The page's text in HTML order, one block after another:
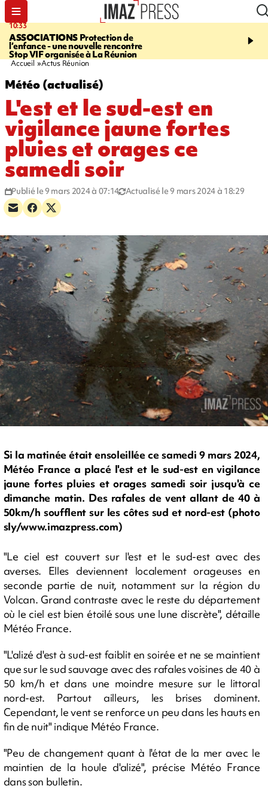
10:33
ASSOCIATIONSProtection de
l’enfance - une nouvelle rencontre
Stop VIF organisée à La Réunion
15:03
Vaste feu
l'ouest du pays, 20.000
Accueil Actus Réunion
Météo (actualisé)
L'est et le sud-est en
vigilance jaune fortes
pluies et orages ce
samedi soir
Publié le 9 mars 2024 à 07:14 Actualisé le 9 mars 2024 à 18:29
Si la matinée était ensoleillée ce samedi 9 mars 2024,
Météo France a placé l'est et le sud-est en vigilance
jaune fortes pluies et orages samedi soir jusqu'à ce
dimanche matin. Des rafales de vent allant de 40 à
50km/h soufflent sur les côtes sud et nord-est (photo
sly/www.imazpress.com)
"Le ciel est couvert sur l'est et le sud-est avec des
averses. Elles deviennent localement orageuses en
seconde partie de nuit, notamment sur la région du
Volcan. Grand contraste avec le reste du département
où le ciel est bien étoilé sous une lune discrète", détaille
Météo France.
"L'alizé d'est à sud-est faiblit en soirée et ne se maintient
que sur le sud sauvage avec des rafales voisines de 40 à
50 km/h et dans une moindre mesure sur le littoral
nord-est. Partout ailleurs, les brises dominent.
Cependant, le vent se renforce un peu dans les hauts en
fin de nuit" indique Météo France.
"Peu de changement quant à l'état de la mer avec le
maintien de la houle d'alizé", précise Météo France
dans son bulletin.